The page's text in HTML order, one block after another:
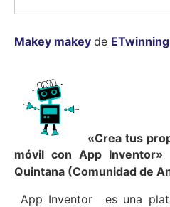
Makey makey de
«Crea tus
móvil con App Inventor»
Quintana (Comunidad de
App Inventor es una